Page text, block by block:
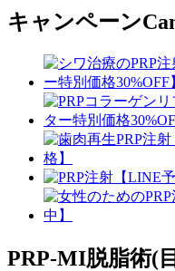
キャンペーン
PRP-MI脱脂術(